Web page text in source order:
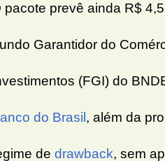
pacote prevê ainda R$
Garantidor do
(FGI) do
do Brasil , além da
de drawback, sem